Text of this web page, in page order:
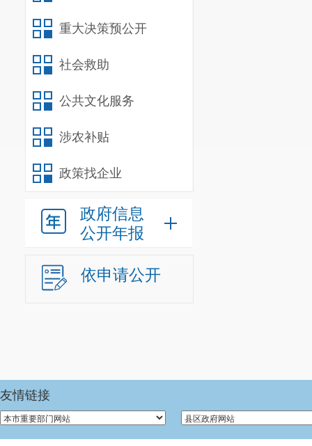
重大决策预公开
社会救助
公共文化服务
涉农补贴
政策找企业
政府信息
公开年报
依申请公开
友情链接